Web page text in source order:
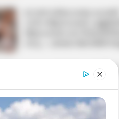
ബാരാമതിയില്‍ പരിശീലന
വിമാനം തകര്‍ന്നു;
ആളപായമില്ല